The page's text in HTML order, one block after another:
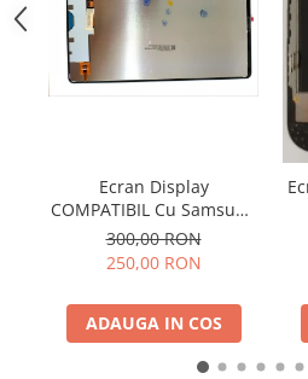
SERIA 11
SERIA 12
SERIA 13
Ecrane Pentru MOTOROLA
MOTOROLA COMPATIBILE
MOTOROLA SERVICE PACK
Ecran Display
COMPATIBIL Cu Samsung
TAB S9 FE 5G 2023 / X510
/ X516 Fara Rama
300,00 RON
250,00 RON
ADAUGA IN COS